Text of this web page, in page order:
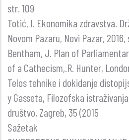
str. 109
Totić, I. Ekonomika zdravstva.
Novom Pazaru, Novi Pazar,
Bentham, J. Plan of
of a Cathecism,.R. Hunter,
Telos tehnike i dokidanje
y Gasseta, Filozofska
društvo, Zagreb, 35 (2015
Sažetak